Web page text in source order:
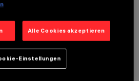
DATENAlle Cookies akzeptieren
Einstellungen